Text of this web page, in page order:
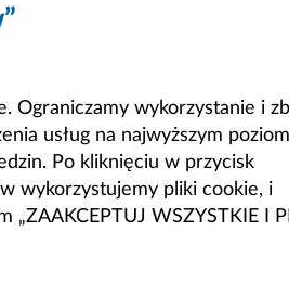
Ograniczamy wykorzystanie i
usług na najwyższym
Po kliknięciu w przycisk
wykorzystujemy pliki cookie, i
WSZYSTKIE I